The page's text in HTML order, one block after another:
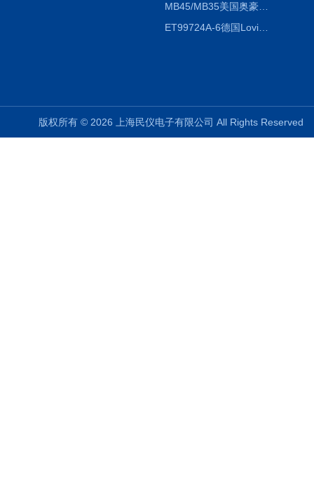
MB45/MB35美国奥豪斯OHAUS MB45/MB35卤素红外水分测定仪
ET99724A-6德国Lovibond ET99724A-6微电脑BOD测定仪
版权所有 © 2026 上海民仪电子有限公司 All Rights